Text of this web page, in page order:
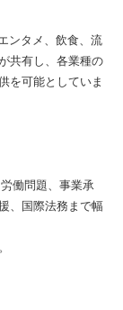
ンタメ、飲食、流
共有し、各業種の
を可能としていま
働問題、事業承
、国際法務まで幅